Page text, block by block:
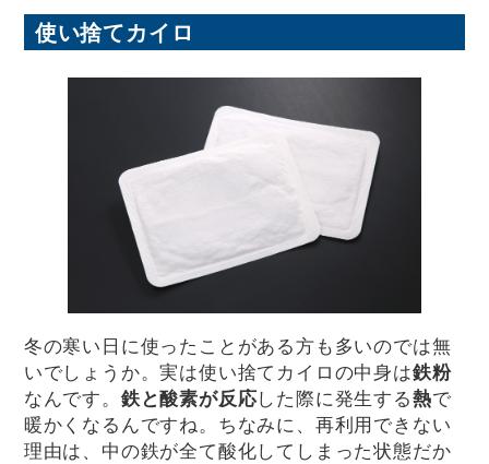
使い捨てカイロ
冬の寒い日に使ったことがある方も多いのでは無
いでしょうか。実は使い捨てカイロの中身は鉄粉
なんです。 鉄と酸素が反応した際に発生する熱で
暖かくなるんですね。ちなみに、再利用できない
理由は、中の鉄が全て酸化してしまった状態だか